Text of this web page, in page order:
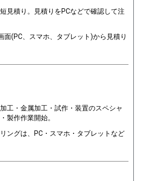
見積り。見積りをPCなどで確認して注
面(PC、スマホ、タブレット)から見積り
工・金属加工・試作・装置のスペシャ
製作作業開始。
ングは、PC・スマホ・タブレットなど